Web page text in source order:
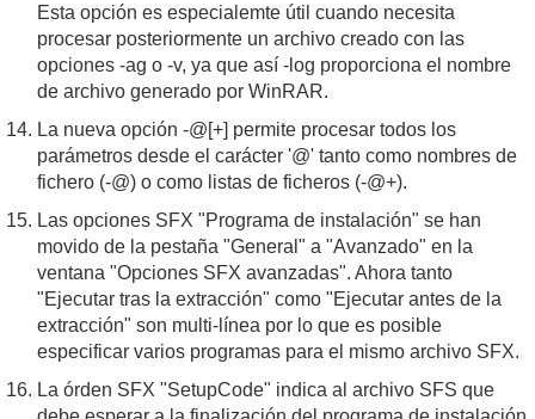
Esta opción es especialemte útil cuando necesita
procesar posteriormente un archivo creado con las
opciones -ag o -v, ya que así -log proporciona el nombre
de archivo generado por WinRAR.
La nueva opción -@[+] permite procesar todos los
parámetros desde el carácter '@' tanto como nombres de
fichero (-@) o como listas de ficheros (-@+).
Las opciones SFX "Programa de instalación" se han
movido de la pestaña "General" a "Avanzado" en la
ventana "Opciones SFX avanzadas". Ahora tanto
"Ejecutar tras la extracción" como "Ejecutar antes de la
extracción" son multi-línea por lo que es posible
especificar varios programas para el mismo archivo SFX.
La órden SFX "SetupCode" indica al archivo SFS que